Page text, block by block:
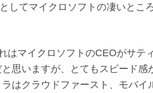
してマイクロソフトの凄いとこ
はマイクロソフトのCEOがサテ
思いますが、とてもスピード感
はクラウドファースト、モバイ